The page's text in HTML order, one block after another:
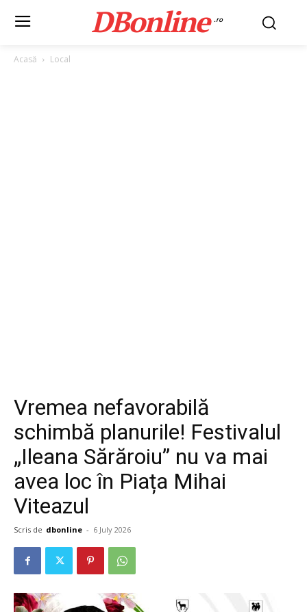
DBonline .ro
Acasă Local
Vremea nefavorabilă
schimbă planurile! Festivalul
„Ileana Sărăroiu” nu va mai
avea loc în Piața Mihai
Viteazul
Scris de dbonline - 6 July 2026